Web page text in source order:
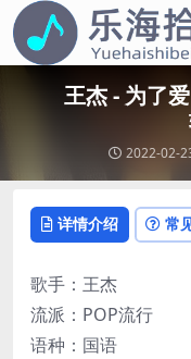
王杰 - 为了
2022-02-
详情介绍 常
歌手：王杰
流派：POP流行
语种：国语